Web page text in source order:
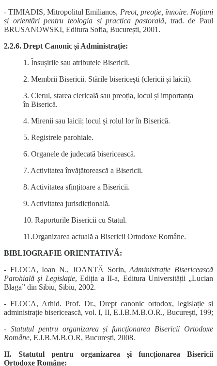
- TIMIADIS, Mitropolitul Emilianos, Preot, preoție, înnoire. Noțiuni
și orientări pentru teologia și practica pastorală, trad. de Paul
BRUSANOWSKI, Editura Sofia, București, 2001.
2.2.6. Drept Canonic și Administrație:
1. Însușirile sau atributele Bisericii.
2. Membrii Bisericii. Stările bisericești (clericii și laicii).
3. Clerul, starea clericală sau preoția, locul și importanța
în Biserică.
4. Mirenii sau laicii; locul și rolul lor în Biserică.
5. Registrele parohiale.
6. Organele de judecată bisericească.
7. Activitatea învățătorească a Bisericii.
8. Activitatea sfințitoare a Bisericii.
9. Activitatea jurisdicțională.
10. Raporturile Bisericii cu Statul.
11.Organizarea actuală a Bisericii Ortodoxe Române.
BIBLIOGRAFIE ORIENTATIVĂ:
- FLOCA, Ioan N., JOANTĂ Sorin, Administrație Bisericească
Parohială și Legislație, Ediția a II-a, Editura Universității „Lucian
Blaga” din Sibiu, Sibiu, 2002.
- FLOCA, Arhid. Prof. Dr., Drept canonic ortodox, legislație și
administrație bisericească, vol. I, II, E.I.B.M.B.O.R., București, 199;
- Statutul pentru organizarea și funcționarea Bisericii Ortodoxe
Române, E.I.B.M.B.O.R, București, 2008.
II. Statutul pentru organizarea și funcționarea Bisericii
Ortodoxe Române: